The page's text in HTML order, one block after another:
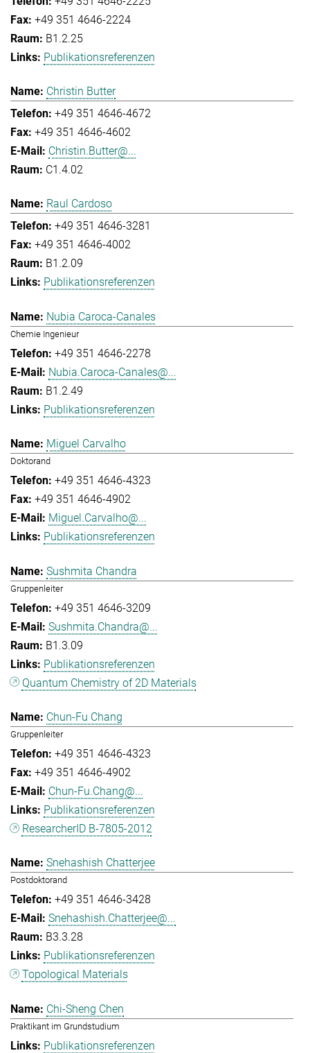
+49 351 4646-2224
B1.2.25
Publikationsreferenzen
Christin Butter
+49 351 4646-4672
+49 351 4646-4602
Christin.Butter@...
C1.4.02
Raul Cardoso
+49 351 4646-3281
+49 351 4646-4002
B1.2.09
Publikationsreferenzen
Nubia Caroca-Canales
Chemie Ingenieur
+49 351 4646-2278
Nubia.Caroca-Canales@...
B1.2.49
Publikationsreferenzen
Miguel Carvalho
Doktorand
+49 351 4646-4323
+49 351 4646-4902
Miguel.Carvalho@...
Publikationsreferenzen
Sushmita Chandra
Gruppenleiter
+49 351 4646-3209
Sushmita.Chandra@...
B1.3.09
Publikationsreferenzen
Quantum Chemistry of 2D Materials
Chun-Fu Chang
Gruppenleiter
+49 351 4646-4323
+49 351 4646-4902
Chun-Fu.Chang@...
Publikationsreferenzen
ResearcherID B-7805-2012
Snehashish Chatterjee
Postdoktorand
+49 351 4646-3428
Snehashish.Chatterjee@...
B3.3.28
Publikationsreferenzen
Topological Materials
Chi-Sheng Chen
Praktikant im Grundstudium
Publikationsreferenzen